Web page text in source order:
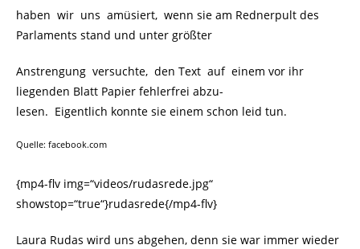
haben wir uns amüsiert, wenn sie am Rednerpult des
Parlaments stand und unter größter
Anstrengung versuchte, den Text auf einem vor ihr
liegenden Blatt Papier fehlerfrei abzu-
lesen. Eigentlich konnte sie einem schon leid tun.
Quelle: facebook.com
{mp4-flv img=“videos/rudasrede.jpg“
showstop=“true“}rudasrede{/mp4-flv}
Laura Rudas wird uns abgehen, denn sie war immer wieder